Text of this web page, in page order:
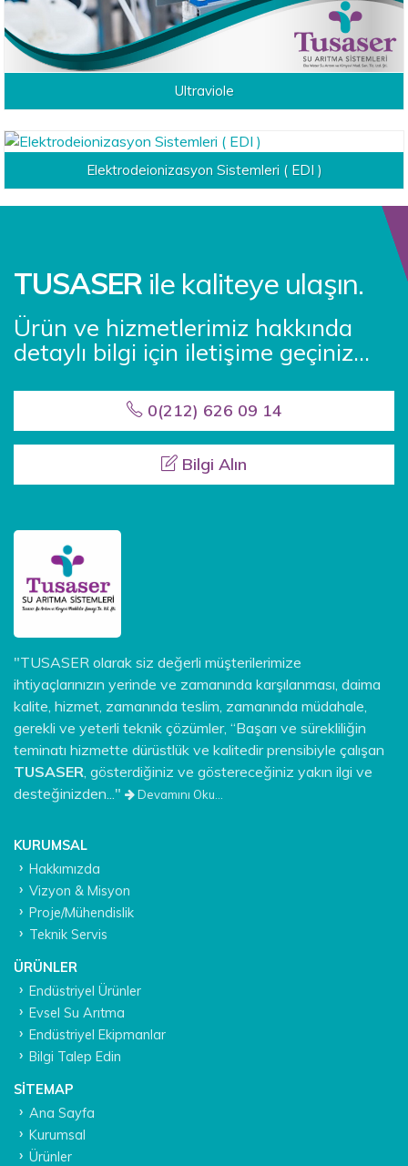
Ultraviole
Elektrodeionizasyon Sistemleri ( EDI )
TUSASER ile kaliteye ulaşın.
Ürün ve hizmetlerimiz hakkında
detaylı bilgi için iletişime geçiniz...
0(212) 626 09 14
Bilgi Alın
"TUSASER olarak siz değerli müşterilerimize
ihtiyaçlarınızın yerinde ve zamanında karşılanması, daima
kalite, hizmet, zamanında teslim, zamanında müdahale,
gerekli ve yeterli teknik çözümler, “Başarı ve sürekliliğin
teminatı hizmette dürüstlük ve kalitedir prensibiyle çalışan
TUSASER, gösterdiğiniz ve göstereceğiniz yakın ilgi ve
desteğinizden..."
Devamını Oku...
KURUMSAL
Hakkımızda
Vizyon & Misyon
Proje/Mühendislik
Teknik Servis
ÜRÜNLER
Endüstriyel Ürünler
Evsel Su Arıtma
Endüstriyel Ekipmanlar
Bilgi Talep Edin
SITEMAP
Ana Sayfa
Kurumsal
Ürünler